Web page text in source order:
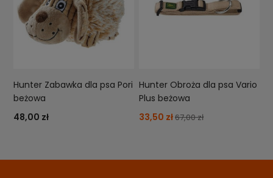
Hunter Zabawka dla psa Pori
beżowa
48,00 zł
Hunter Obroża dla psa Vario
Plus beżowa
33,50 zł67,00 zł